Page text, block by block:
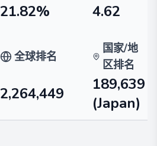
21.82% 4.62
全球排名
国家/地
区排名
2,264,449
189,639
(Japan)